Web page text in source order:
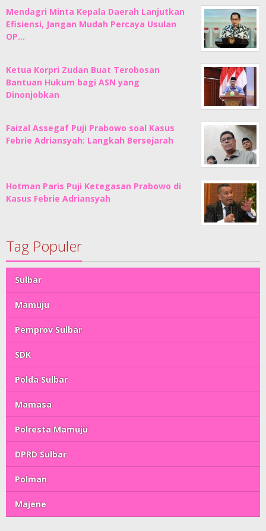
Mendagri Minta Kepala Daerah Lanjutkan
Efisiensi, Jangan Mudah Percaya Usulan
OP…
Ketua Korpri Zudan Buat Terobosan
Bantuan Hukum bagi ASN yang
Dinonjobkan
Faizal Assegaf Puji Prabowo soal Kasus
Febrie Adriansyah: Langkah Bersejarah
Hotman Paris Puji Ketegasan Prabowo di
Kasus Febrie Adriansyah
Tag Populer
Sulbar
Mamuju
Pemprov Sulbar
SDK
Polda Sulbar
Mamasa
Polresta Mamuju
DPRD Sulbar
Polman
Majene